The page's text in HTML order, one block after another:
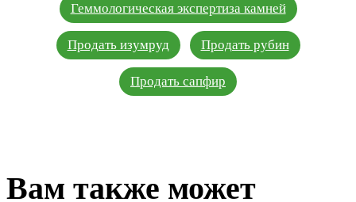
Геммологическая экспертиза камней
Продать изумруд Продать рубин
Продать сапфир
Вам также может